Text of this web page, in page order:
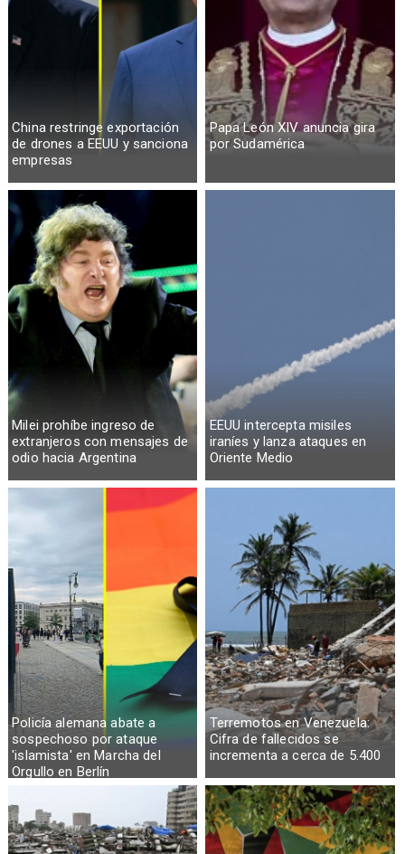
China restringe exportación
de drones a EEUU y sanciona
empresas
Papa León XIV anuncia gira
por Sudamérica
Milei prohíbe ingreso de
extranjeros con mensajes de
odio hacia Argentina
EEUU intercepta misiles
iraníes y lanza ataques en
Oriente Medio
Policía alemana abate a
sospechoso por ataque
'islamista' en Marcha del
Orgullo en Berlín
Terremotos en Venezuela:
Cifra de fallecidos se
incrementa a cerca de 5.400